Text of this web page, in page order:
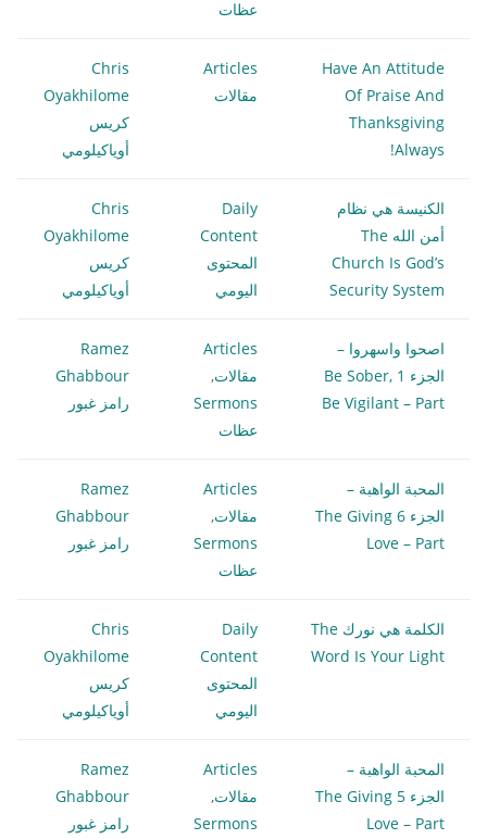
عظات
Have An Attitude
Of Praise And
Thanksgiving
Always!
Articles
مقالات
Chris
Oyakhilome
كريس
أوياكيلومي
الكنيسة هي نظام
أمن الله The
Church Is God’s
Security System
Daily
Content
المحتوى
اليومي
Chris
Oyakhilome
كريس
أوياكيلومي
اصحوا واسهروا –
الجزء 1 Be Sober,
Be Vigilant – Part
Articles
مقالات,
Sermons
عظات
Ramez
Ghabbour
رامز غبور
المحبة الواهبة –
الجزء 6 The Giving
Love – Part
Articles
مقالات,
Sermons
عظات
Ramez
Ghabbour
رامز غبور
الكلمة هي نورك The
Word Is Your Light
Daily
Content
المحتوى
اليومي
Chris
Oyakhilome
كريس
أوياكيلومي
المحبة الواهبة –
الجزء 5 The Giving
Love – Part
Articles
مقالات,
Sermons
Ramez
Ghabbour
رامز غبور